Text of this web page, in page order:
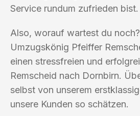
Service rundum zufrieden bist.
Also, worauf wartest du
Umzugskönig Pfeiffer
einen stressfreien und
Remscheid nach Dornbirn.
selbst von unserem
unsere Kunden so schätzen.